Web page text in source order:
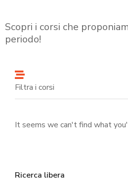
Scopri i corsi che
periodo!
Filtra i corsi
It seems we can't find what
Ricerca libera